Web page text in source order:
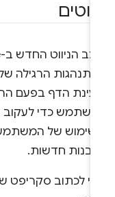
הדף בפעם
כדי לעקוב
של
חדשות.